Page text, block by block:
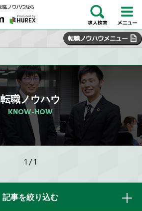
転職ノウハウ
KNOW-HOW
1 / 1
記事を絞り込む